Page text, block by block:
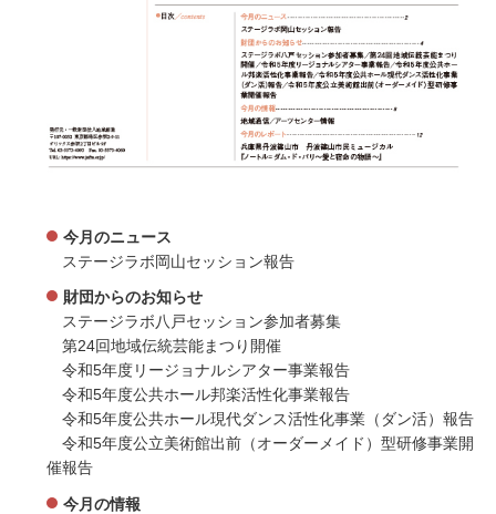
今月のニュース
ステージラボ岡山セッション報告
財団からのお知らせ
ステージラボ八戸セッション参加者募集
第24回地域伝統芸能まつり開催
令和5年度リージョナルシアター事業報告
令和5年度公共ホール邦楽活性化事業報告
令和5年度公共ホール現代ダンス活性化事業（ダン活）報告
令和5年度公立美術館出前（オーダーメイド）型研修事業開
催報告
今月の情報